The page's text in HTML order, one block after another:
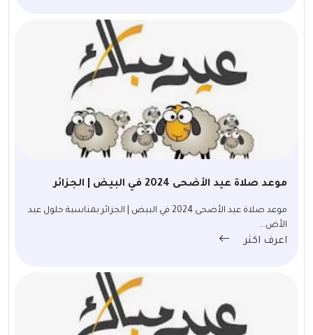
موعد صلاة عيد الأضحى 2024 في البيض | الجزائر
موعد صلاة عيد الأضحى 2024 في البيض | الجزائر بمناسبة حلول عيد
الأض...
اعرف اكثر